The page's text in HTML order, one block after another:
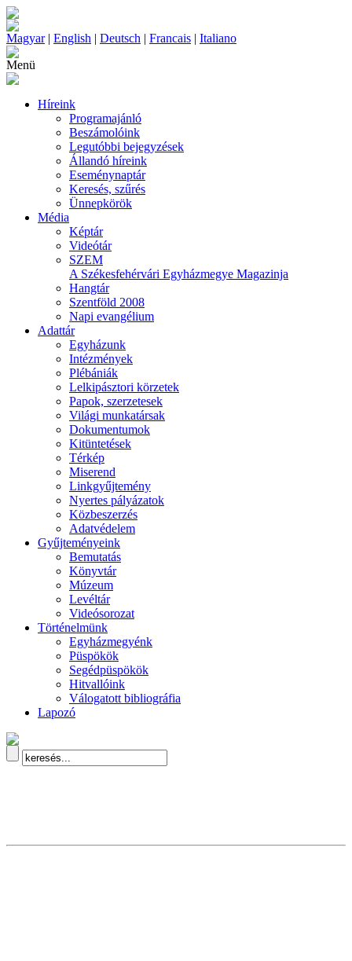
Magyar| English | Deutsch | Francais | Italiano
Menü
Híreink
Programajánló
Beszámolóink
Legutóbbi bejegyzések
Állandó híreink
Eseménynaptár
Keresés, szűrés
Ünnepkörök
Média
Képtár
Videótár
SZEM
A Székesfehérvári Egyházmegye Magazinja
Hangtár
Szentföld 2008
Napi evangélium
Adattár
Egyházunk
Intézmények
Plébániák
Lelkipásztori körzetek
Papok, szerzetesek
Világi munkatársak
Dokumentumok
Kitüntetések
Térkép
Miserend
Linkgyűjtemény
Nyertes pályázatok
Közbeszerzés
Adatvédelem
Gyűjteményeink
Bemutatás
Könyvtár
Múzeum
Levéltár
Videósorozat
Történelmünk
Egyházmegyénk
Püspökök
Segédpüspökök
Hitvallóink
Válogatott bibliográfia
Lapozó